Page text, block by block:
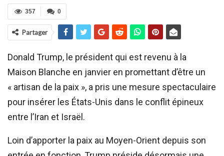
0
357
Partager
Donald Trump, le président qui est revenu à la
Maison Blanche en janvier en promettant d’être un
« artisan de la paix », a pris une mesure spectaculaire
pour insérer les États-Unis dans le conflit épineux
entre l’Iran et Israël.
Loin d’apporter la paix au Moyen-Orient depuis son